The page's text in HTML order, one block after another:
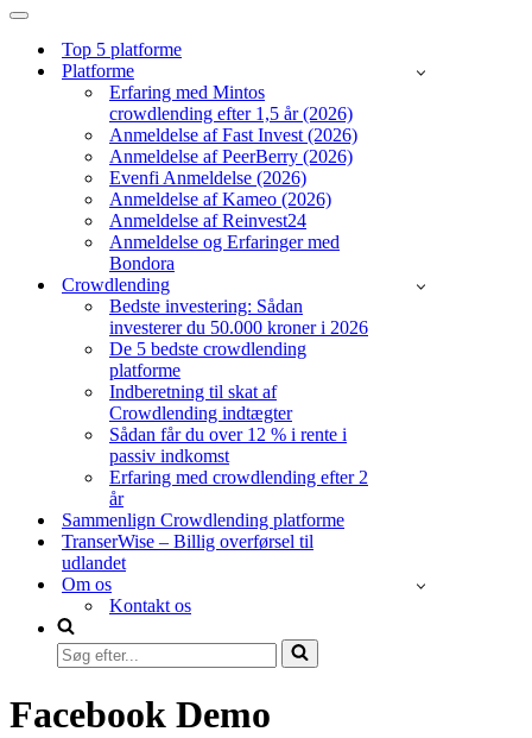
menu
Navigation
Top 5 platforme
Platforme
Erfaring med Mintos
crowdlending efter 1,5 år (2026)
Anmeldelse af Fast Invest (2026)
Anmeldelse af PeerBerry (2026)
Evenfi Anmeldelse (2026)
Anmeldelse af Kameo (2026)
Anmeldelse af Reinvest24
Anmeldelse og Erfaringer med
Bondora
Crowdlending
Bedste investering: Sådan
investerer du 50.000 kroner i 2026
De 5 bedste crowdlending
platforme
Indberetning til skat af
Crowdlending indtægter
Sådan får du over 12 % i rente i
passiv indkomst
Erfaring med crowdlending efter 2
år
Sammenlign Crowdlending platforme
TranserWise – Billig overførsel til
udlandet
Om os
Kontakt os
Søg
efter...
Facebook Demo